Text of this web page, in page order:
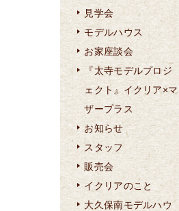
見学会
モデルハウス
お家座談会
『太寺モデルプロジ
ェクト』イクリア×マ
ザープラス
お知らせ
スタッフ
販売会
イクリアのこと
大久保南モデルハウ